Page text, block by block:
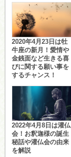
2020年4月23日は牡
牛座の新月！愛情や
金銭面など生きる喜
びに関する願い事を
するチャンス！
2022年4月8日は灌仏
会！お釈迦様の誕生
秘話や灌仏会の由来
を解説